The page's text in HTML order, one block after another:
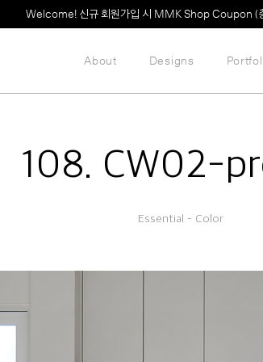
Welcome! 신규 회원가입 시 MMK Shop Coupon (
About Designs
108. CW02-
Essential – Color